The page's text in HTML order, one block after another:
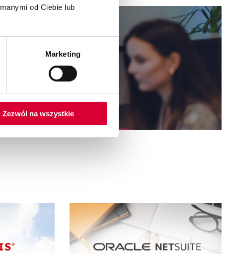
od Ciebie lub
Marketing
Zezwól na wszystkie